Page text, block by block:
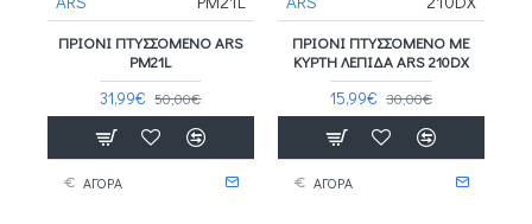
ΠΡΙΌΝΙ ΠΤΥΣΣΌΜΕΝΟ ARS
PM21L
31,99€ 50,00€
ΑΓΟΡΑ
ΠΡΙΌΝΙ ΠΤΥΣΣΌΜΕΝΟ ΜΕ
ΚΥΡΤΉ ΛΕΠΊΔΑ ARS 210DX
15,99€ 30,00€
ΑΓΟΡΑ